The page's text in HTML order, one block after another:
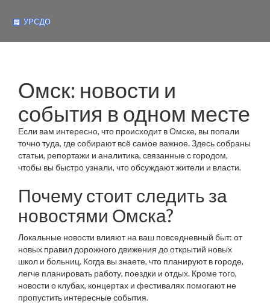
Омск: новости и
события в одном месте
Если вам интересно, что происходит в Омске, вы попали
точно туда, где собирают всё самое важное. Здесь собраны
статьи, репортажи и аналитика, связанные с городом,
чтобы вы быстро узнали, что обсуждают жители и власти.
Почему стоит следить за
новостями Омска?
Локальные новости влияют на ваш повседневный быт: от
новых правил дорожного движения до открытий новых
школ и больниц. Когда вы знаете, что планируют в городе,
легче планировать работу, поездки и отдых. Кроме того,
новости о клубах, концертах и фестивалях помогают не
пропустить интересные события.